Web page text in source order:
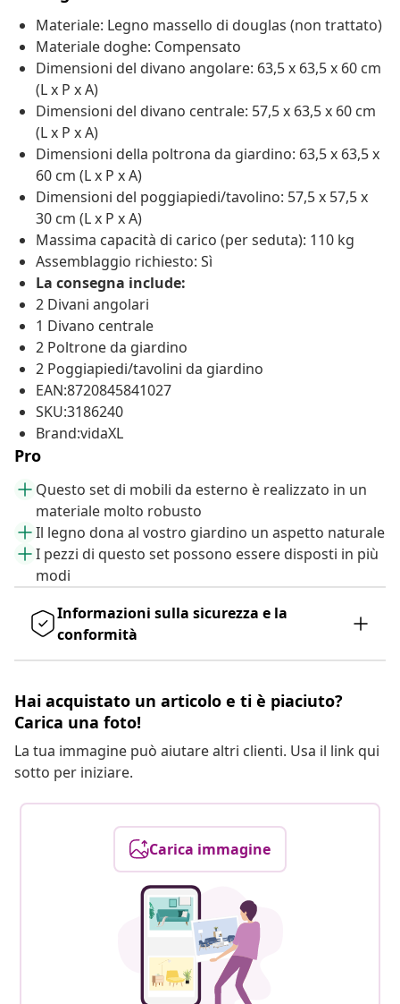
Materiale: Legno massello di douglas (non trattato)
Materiale doghe: Compensato
Dimensioni del divano angolare: 63,5 x 63,5 x 60 cm
(L x P x A)
Dimensioni del divano centrale: 57,5 x 63,5 x 60 cm
(L x P x A)
Dimensioni della poltrona da giardino: 63,5 x 63,5 x
60 cm (L x P x A)
Dimensioni del poggiapiedi/tavolino: 57,5 x 57,5 x
30 cm (L x P x A)
Massima capacità di carico (per seduta): 110 kg
Assemblaggio richiesto: Sì
La consegna include:
2 Divani angolari
1 Divano centrale
2 Poltrone da giardino
2 Poggiapiedi/tavolini da giardino
EAN:8720845841027
SKU:3186240
Brand:vidaXL
Pro
Questo set di mobili da esterno è realizzato in un
materiale molto robusto
Il legno dona al vostro giardino un aspetto naturale
I pezzi di questo set possono essere disposti in più
modi
Informazioni sulla sicurezza e la
conformità
Hai acquistato un articolo e ti è piaciuto?
Carica una foto!
La tua immagine può aiutare altri clienti. Usa il link qui
sotto per iniziare.
Carica immagine